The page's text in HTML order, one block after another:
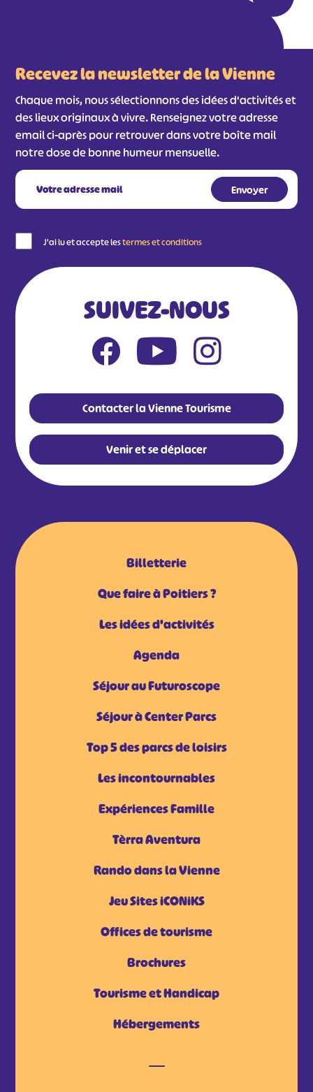
Recevez la newsletter de la Vienne
Chaque mois, nous sélectionnons des idées d'activités et
des lieux originaux à vivre. Renseignez votre adresse
email ci-après pour retrouver dans votre boîte mail
notre dose de bonne humeur mensuelle.
J'ai lu et accepte lestermes et conditions
SUIVEZ-NOUS
Contacter la Vienne Tourisme
Venir et se déplacer
Billetterie
Que faire à Poitiers ?
Les idées d'activités
Agenda
Séjour au Futuroscope
Séjour à Center Parcs
Top 5 des parcs de loisirs
Les incontournables
Expériences Famille
Tèrra Aventura
Rando dans la Vienne
Jeu Sites iCONiKS
Offices de tourisme
Brochures
Tourisme et Handicap
Hébergements
# #
#
#